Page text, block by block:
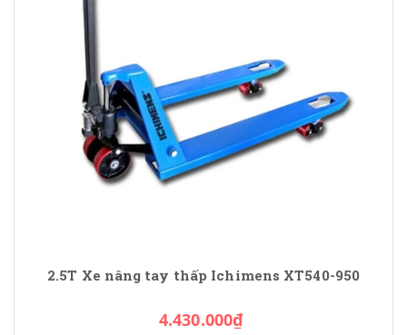
2.5T Xe nâng tay thấp Ichimens XT540-950
4.430.000₫